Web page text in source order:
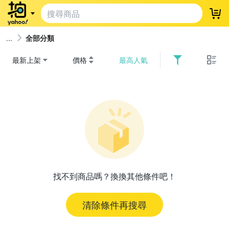
登
全部分類
最新上架 價格 最高人氣
找不到商品嗎？換換其他條件吧！
清除條件再搜尋